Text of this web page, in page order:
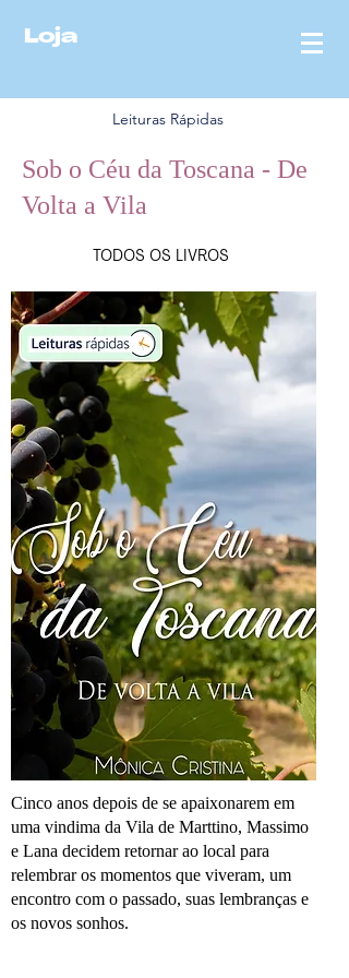
Loja
MÔ
Leituras Rápidas
Sob o Céu da Toscana - De
Volta a Vila
TODOS OS LIVROS
Cinco anos depois de se apaixonarem em
uma vindima da Vila de Marttino, Massimo
e Lana decidem retornar ao local para
relembrar os momentos que viveram, um
encontro com o passado, suas lembranças e
os novos sonhos.